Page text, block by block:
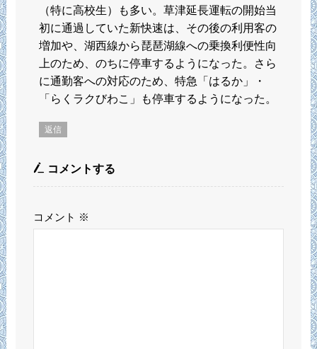
（特に高校生）も多い。草津延長運転の開始当
初に通過していた新快速は、その後の利用客の
増加や、湖西線から琵琶湖線への乗換利便性向
上のため、のちに停車するようになった。さら
に通勤客への対応のため、特急「はるか」・
「らくラクびわこ」も停車するようになった。
返信
コメントする
コメント ※